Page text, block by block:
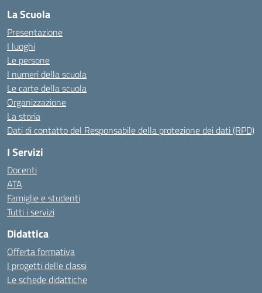
La Scuola
Presentazione
I luoghi
Le persone
I numeri della scuola
Le carte della scuola
Organizzazione
La storia
Dati di contatto del Responsabile della protezione dei dati (RPD)
I Servizi
Docenti
ATA
Famiglie e studenti
Tutti i servizi
Didattica
Offerta formativa
I progetti delle classi
Le schede didattiche